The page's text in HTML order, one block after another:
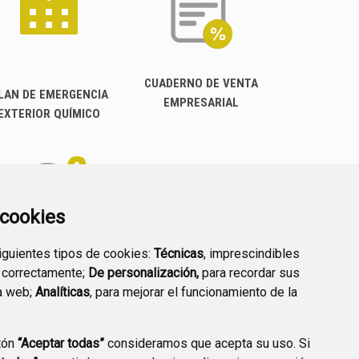
tipos de cookies: Técnicas, imprescindibles
De personalización, para recordar sus
web; Analíticas, para mejorar el funcionamiento de la
“Aceptar todas” consideramos que acepta su uso. Si
DE EMERGENCIA
QUÍMICO
CUADERNO DE VENTA
EMPRESARIAL
PREGUNTAS
FRECUENTES
PLAN DE ACCIÓN LOCAL
2030